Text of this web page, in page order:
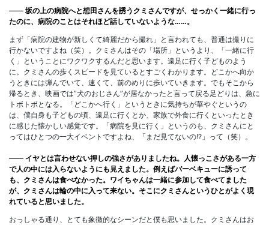
―― 坂の上の病院へと想田さんを誘うクミさんですが、せっかく一緒に行っ
たのに、病院のことはそれほど話していないような……。
まず「病院の建物が新しくて綺麗だから撮れ」と言われても、普通は撮りに
行かないですよね（笑）。クミさんはその「場所」というより、「一緒に行
く」ということにワクワクするんだと思います。遠足に行く子どものよう
に。クミさんの歩くスピードを見ているとすごくわかります。どこかへ向か
うときには弾んでいて、速くて、前のめりに歩いていきます。でもそこから
帰るとき、映画では”犬のおじさん”が居なかったと言って戻る足どりは、急に
トボトボとなる。「どこかへ行く」というときに気持ちが華やぐというの
は、僕自身も子どもの頃、遠足に行くとか、家族で外食に行くといったとき
に感じた懐かしい感覚です。「病院を見に行く」というのも、クミさんにと
ってはひとつの一大イベントですよね、「まだ見てないの!?」って（笑）。
―― イヤとは言わせない押しの強さがありましたね。人懐っこさがある一方
で人の中には入らないようにも見えました。例えばバーベキューに誘って
も、クミさんは食べなかった。ワイちゃんは一緒に参加して食べてました
が、クミさんは輪の中に入って来ない。そこにクミさんというひとがよく現
れていると思いました。
おっしゃる通り、とても象徴的なシーンだと僕も思いました。クミさんはお